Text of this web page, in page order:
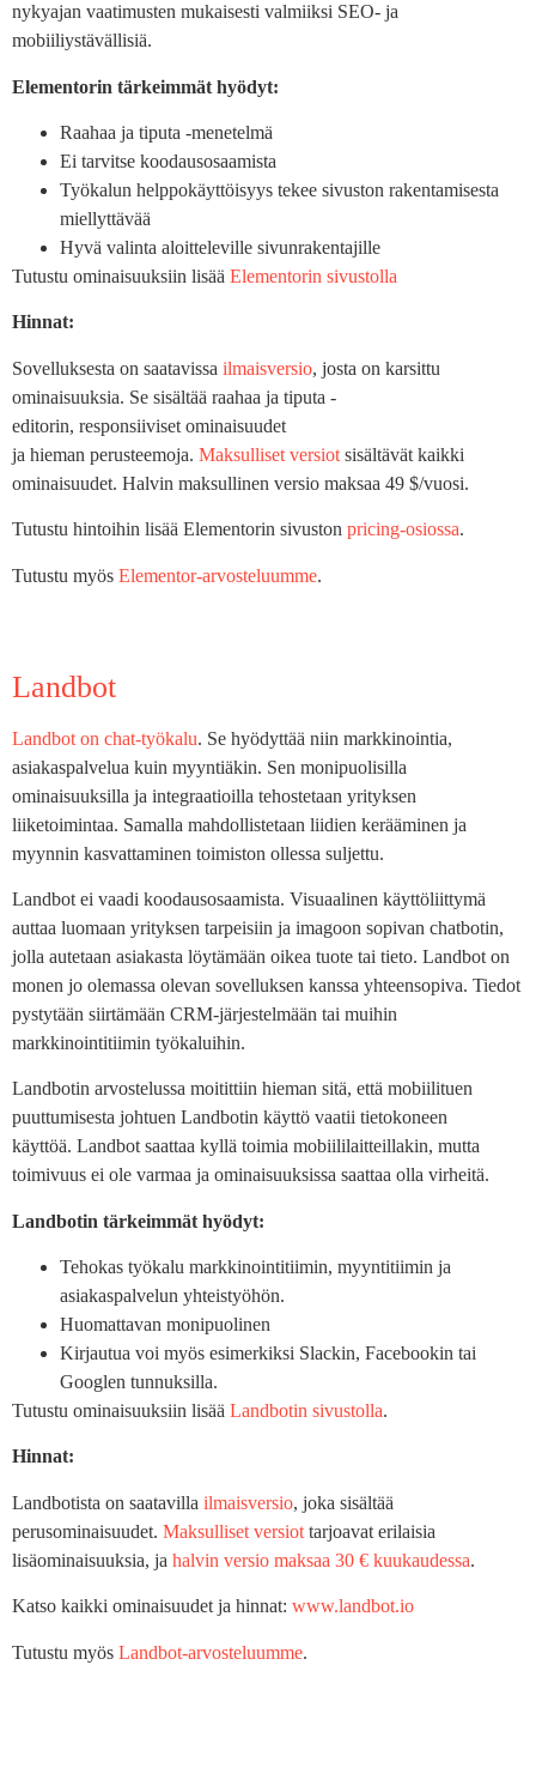
nykyajan vaatimusten mukaisesti valmiiksi SEO- ja
mobiiliystävällisiä.
Elementorin tärkeimmät hyödyt:
Raahaa ja tiputa -menetelmä
Ei tarvitse koodausosaamista
Työkalun helppokäyttöisyys tekee sivuston rakentamisesta
miellyttävää
Hyvä valinta aloitteleville sivunrakentajille
Tutustu ominaisuuksiin lisää Elementorin sivustolla
Hinnat:
Sovelluksesta on saatavissa ilmaisversio, josta on karsittu
ominaisuuksia. Se sisältää raahaa ja tiputa -
editorin, responsiiviset ominaisuudet
ja hieman perusteemoja. Maksulliset versiot sisältävät kaikki
ominaisuudet. Halvin maksullinen versio maksaa 49 $/vuosi.
Tutustu hintoihin lisää Elementorin sivuston pricing-osiossa.
Tutustu myös Elementor-arvosteluumme.
Landbot
Landbot on chat-työkalu. Se hyödyttää niin markkinointia,
asiakaspalvelua kuin myyntiäkin. Sen monipuolisilla
ominaisuuksilla ja integraatioilla tehostetaan yrityksen
liiketoimintaa. Samalla mahdollistetaan liidien kerääminen ja
myynnin kasvattaminen toimiston ollessa suljettu.
Landbot ei vaadi koodausosaamista. Visuaalinen käyttöliittymä
auttaa luomaan yrityksen tarpeisiin ja imagoon sopivan chatbotin,
jolla autetaan asiakasta löytämään oikea tuote tai tieto. Landbot on
monen jo olemassa olevan sovelluksen kanssa yhteensopiva. Tiedot
pystytään siirtämään CRM-järjestelmään tai muihin
markkinointitiimin työkaluihin.
Landbotin arvostelussa moitittiin hieman sitä, että mobiilituen
puuttumisesta johtuen Landbotin käyttö vaatii tietokoneen
käyttöä. Landbot saattaa kyllä toimia mobiililaitteillakin, mutta
toimivuus ei ole varmaa ja ominaisuuksissa saattaa olla virheitä.
Landbotin tärkeimmät hyödyt:
Tehokas työkalu markkinointitiimin, myyntitiimin ja
asiakaspalvelun yhteistyöhön.
Huomattavan monipuolinen
Kirjautua voi myös esimerkiksi Slackin, Facebookin tai
Googlen tunnuksilla.
Tutustu ominaisuuksiin lisää Landbotin sivustolla.
Hinnat:
Landbotista on saatavilla ilmaisversio, joka sisältää
perusominaisuudet. Maksulliset versiot tarjoavat erilaisia
lisäominaisuuksia, ja halvin versio maksaa 30 € kuukaudessa.
Katso kaikki ominaisuudet ja hinnat: www.landbot.io
Tutustu myös Landbot-arvosteluumme.